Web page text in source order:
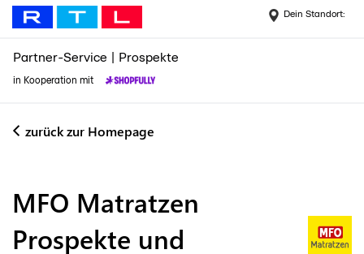
Dein Standort:
Partner-Service Prospekte
in Kooperation mit
zurück zur Homepage
MFO Matratzen
Prospekte und